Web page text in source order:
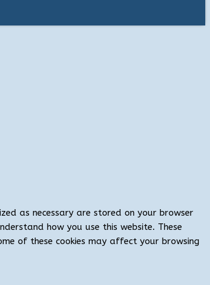
as necessary are stored on your browser
how you use this website. These
of these cookies may affect your browsing